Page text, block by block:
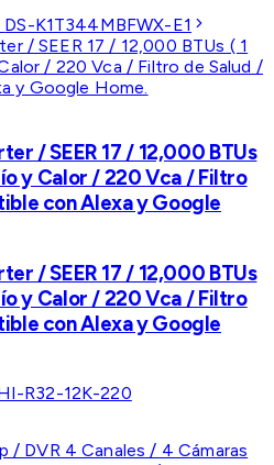
DS-K1T344MBFWX-E1
/ SEER 17 / 12,000 BTUs
y Calor / 220 Vca / Filtro
con Alexa y Google
/ SEER 17 / 12,000 BTUs
y Calor / 220 Vca / Filtro
con Alexa y Google
R32-12K-220